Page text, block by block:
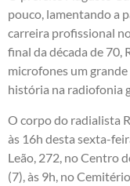
pouco, lamentando a
carreira profissional
final da década de 70,
microfones um
história na radiofonia
O corpo do radialista
às 16h desta sexta-
Leão, 272, no Centro
(7), às 9h, no